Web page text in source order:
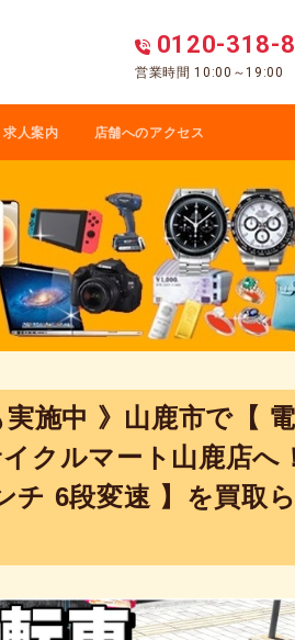
0120-318-
営業時間 10:00～19:00
求人案内 店舗へのアクセス
実施中 》山鹿市で【
クルマート山鹿店へ
チ 6段変速 】を買取